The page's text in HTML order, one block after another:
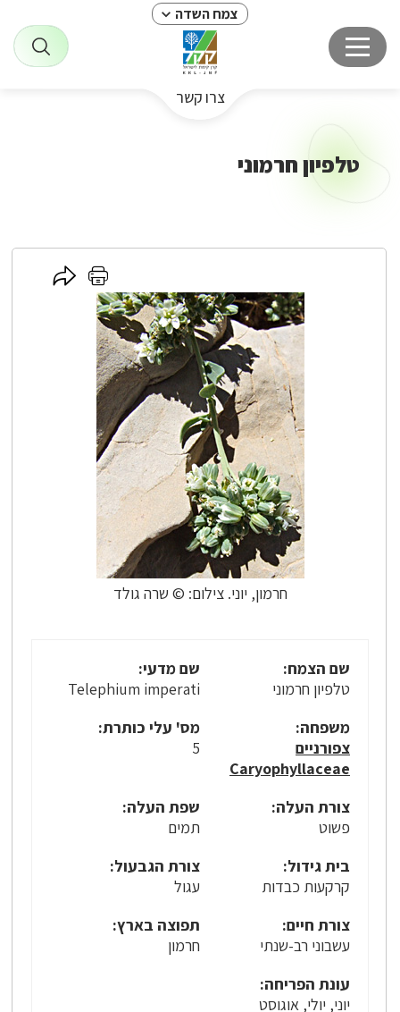
צמח השדה
צרו קשר
טלפיון חרמוני
חרמון, יוני. צילום: © שרה גולד
לחץ
לחץ
כאן
לשיתוף
שם הצמח:
טלפיון חרמוני
שם מדעי:
Telephium imperati
משפחה:
צפורניים
Caryophyllaceae
מס' עלי כותרת:
5
צורת העלה:
פשוט
שפת העלה:
תמים
בית גידול:
קרקעות כבדות
צורת הגבעול:
עגול
צורת חיים:
עשבוני רב-שנתי
תפוצה בארץ:
חרמון
עונת הפריחה:
יוני, יולי, אוגוסט